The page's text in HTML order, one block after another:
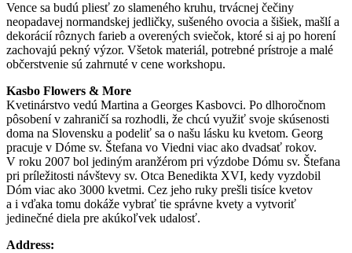
Vence sa budú pliesť zo slameného kruhu, trvácnej čečiny
neopadavej normandskej jedličky, sušeného ovocia a šišiek, mašlí a
dekorácií rôznych farieb a overených sviečok, ktoré si aj po horení
zachovajú pekný výzor. Všetok materiál, potrebné prístroje a malé
občerstvenie sú zahrnuté v cene workshopu.
Kasbo Flowers & More
Kvetinárstvo vedú Martina a Georges Kasbovci. Po dlhoročnom
pôsobení v zahraničí sa rozhodli, že chcú využiť svoje skúsenosti
doma na Slovensku a podeliť sa o našu lásku ku kvetom. Georg
pracuje v Dóme sv. Štefana vo Viedni viac ako dvadsať rokov.
V roku 2007 bol jediným aranžérom pri výzdobe Dómu sv. Štefana
pri príležitosti návštevy sv. Otca Benedikta XVI, kedy vyzdobil
Dóm viac ako 3000 kvetmi. Cez jeho ruky prešli tisíce kvetov
a i vďaka tomu dokáže vybrať tie správne kvety a vytvoriť
jedinečné diela pre akúkoľvek udalosť.
Address: